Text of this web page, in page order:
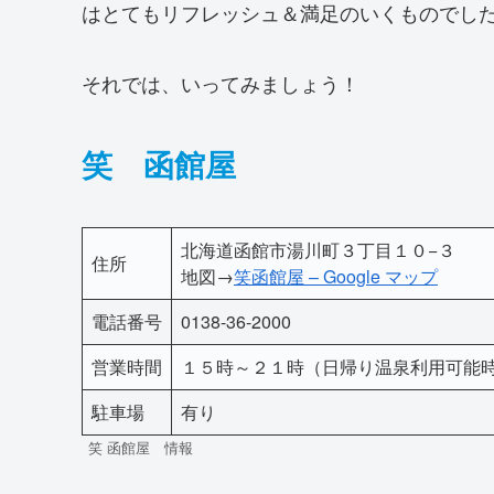
はとてもリフレッシュ＆満足のいくものでした
それでは、いってみましょう！
笑 函館屋
住所
北海道函館市湯川町３丁目１０−３
地図→笑函館屋 – Google マップ
電話番号
0138-36-2000
営業時間
１５時～２１時（日帰り温泉利用可能時
駐車場
有り
笑 函館屋 情報